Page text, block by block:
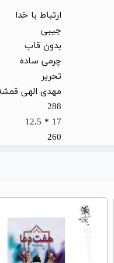
ارتباط با خدا
جیبی
بدون قاب
چرمی ساده
تحریر
مهدی الهی
288
17 * 12.5
260